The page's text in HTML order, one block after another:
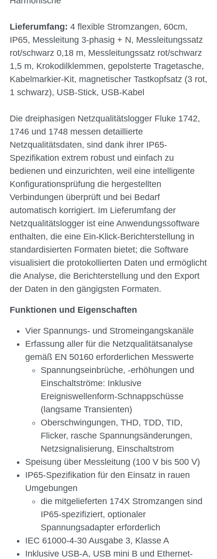
Lieferumfang: 4 flexible Stromzangen, 60cm,
IP65, Messleitung 3-phasig + N, Messleitungssatz
rot/schwarz 0,18 m, Messleitungssatz rot/schwarz
1,5 m, Krokodilklemmen, gepolsterte Tragetasche,
Kabelmarkier-Kit, magnetischer Tastkopfsatz (3 rot,
1 schwarz), USB-Stick, USB-Kabel
Die dreiphasigen Netzqualitätslogger Fluke 1742,
1746 und 1748 messen detaillierte
Netzqualitätsdaten, sind dank ihrer IP65-
Spezifikation extrem robust und einfach zu
bedienen und einzurichten, weil eine intelligente
Konfigurationsprüfung die hergestellten
Verbindungen überprüft und bei Bedarf
automatisch korrigiert. Im Lieferumfang der
Netzqualitätslogger ist eine Anwendungssoftware
enthalten, die eine Ein-Klick-Berichterstellung in
standardisierten Formaten bietet; die Software
visualisiert die protokollierten Daten und ermöglicht
die Analyse, die Berichterstellung und den Export
der Daten in den gängigsten Formaten.
Funktionen und Eigenschaften
Vier Spannungs- und Stromeingangskanäle
Erfassung aller für die Netzqualitätsanalyse
gemäß EN 50160 erforderlichen Messwerte
Spannungseinbrüche, -erhöhungen und
Einschaltströme: Inklusive
Ereigniswellenform-Schnappschüsse
(langsame Transienten)
Oberschwingungen, THD, TDD, TID,
Flicker, rasche Spannungsänderungen,
Netzsignalisierung, Einschaltstrom
Speisung über Messleitung (100 V bis 500 V)
IP65-Spezifikation für den Einsatz in rauen
Umgebungen
die mitgelieferten 174X Stromzangen sind
IP65-spezifiziert, optionaler
Spannungsadapter erforderlich
IEC 61000-4-30 Ausgabe 3, Klasse A
Inklusive USB-A, USB mini B und Ethernet-